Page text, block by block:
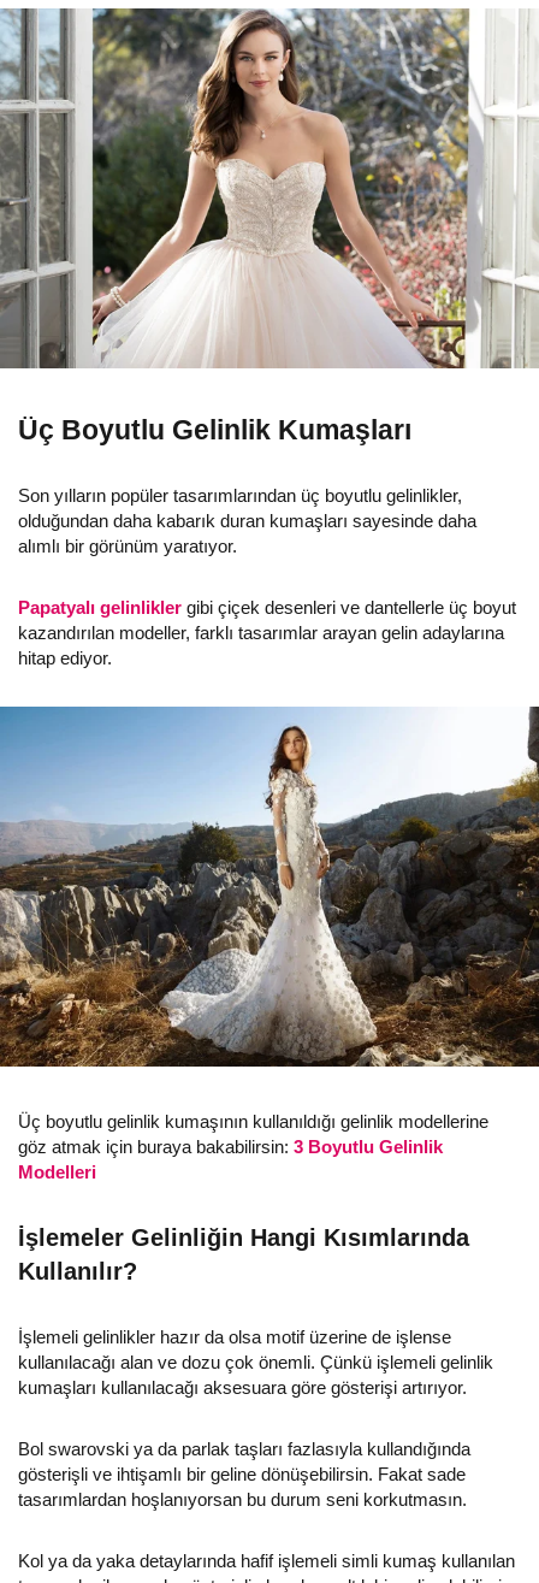
Üç Boyutlu Gelinlik Kumaşları
Son yılların popüler tasarımlarından üç boyutlu gelinlikler,
olduğundan daha kabarık duran kumaşları sayesinde daha
alımlı bir görünüm yaratıyor.
Papatyalı gelinlikler gibi çiçek desenleri ve dantellerle üç boyut
kazandırılan modeller, farklı tasarımlar arayan gelin adaylarına
hitap ediyor.
Üç boyutlu gelinlik kumaşının kullanıldığı gelinlik modellerine
göz atmak için buraya bakabilirsin: 3 Boyutlu Gelinlik
Modelleri
İşlemeler Gelinliğin Hangi Kısımlarında
Kullanılır?
İşlemeli gelinlikler hazır da olsa motif üzerine de işlense
kullanılacağı alan ve dozu çok önemli. Çünkü işlemeli gelinlik
kumaşları kullanılacağı aksesuara göre gösterişi artırıyor.
Bol swarovski ya da parlak taşları fazlasıyla kullandığında
gösterişli ve ihtişamlı bir geline dönüşebilirsin. Fakat sade
tasarımlardan hoşlanıyorsan bu durum seni korkutmasın.
Kol ya da yaka detaylarında hafif işlemeli simli kumaş kullanılan